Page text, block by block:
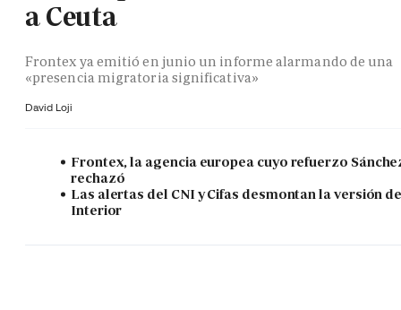
a Ceuta
Frontex ya emitió en junio un informe alarmando de una
«presencia migratoria significativa»
David Loji
Frontex, la agencia europea cuyo refuerzo
rechazó
Las alertas del CNI y Cifas desmontan la versión
Interior